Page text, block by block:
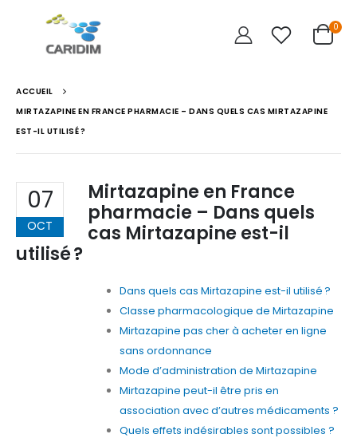
0
ACCUEIL
MIRTAZAPINE EN FRANCE PHARMACIE – DANS QUELS CAS MIRTAZAPINE
EST-IL UTILISÉ ?
07
OCT
Mirtazapine en France
pharmacie – Dans quels
cas Mirtazapine est-il
utilisé ?
Dans quels cas Mirtazapine est-il utilisé ?
Classe pharmacologique de Mirtazapine
Mirtazapine pas cher à acheter en ligne
sans ordonnance
Mode d’administration de Mirtazapine
Mirtazapine peut-il être pris en
association avec d’autres médicaments ?
Quels effets indésirables sont possibles ?